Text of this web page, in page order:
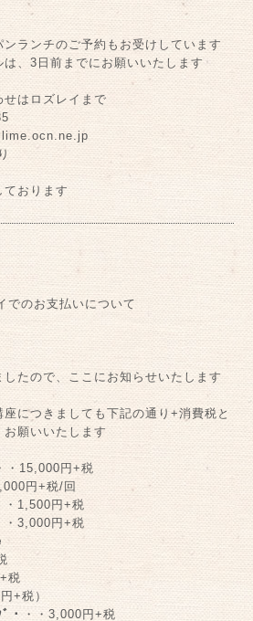
ランチのご予約もお受けしています
、3日前までにお願いいたします
せはロズレイまで
ております
でのお支払いについて
たので、ここにお知らせいたします
につきましても下記の通り+消費税と
願いいたします
・15,000円+税
円+税/回
1,500円+税
・3,000円+税
税
+税）
・
・・3,000円+税